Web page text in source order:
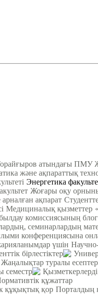
атындағы ПМУ
және ақпараттық
Энергетика
Жоғары оқу
ақпарат
Медициналық қызметтер
комиссиясының
семинарлардың
конференциясына
үшін
бірлестіктер
Жаңалықтар туралы есептер
семестр
құжаттар
құқықтық қор Порталдың